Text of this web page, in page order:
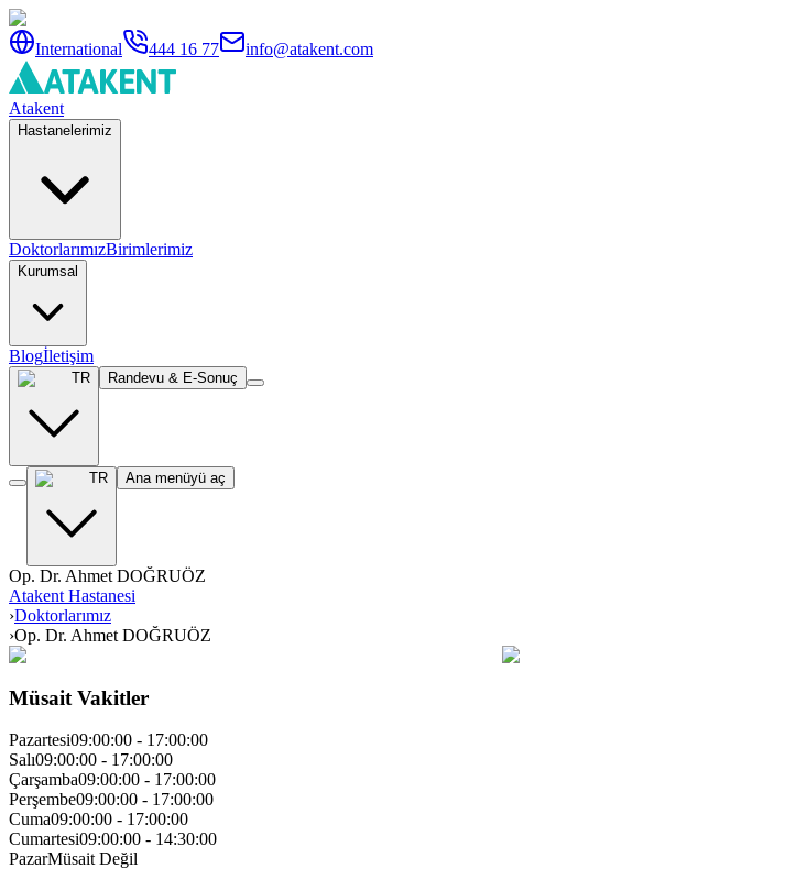
International 444 16 77 info@atakent.com
Atakent
Hastanelerimiz
DoktorlarımızBirimlerimiz
Kurumsal
Blogİletişim
TR Randevu & E-Sonuç
TR Ana menüyü aç
Op. Dr. Ahmet DOĞRUÖZ
Atakent Hastanesi
›Doktorlarımız
›Op. Dr. Ahmet DOĞRUÖZ
Müsait Vakitler
Pazartesi09:00:00 - 17:00:00
Salı09:00:00 - 17:00:00
Çarşamba09:00:00 - 17:00:00
Perşembe09:00:00 - 17:00:00
Cuma09:00:00 - 17:00:00
Cumartesi09:00:00 - 14:30:00
PazarMüsait Değil